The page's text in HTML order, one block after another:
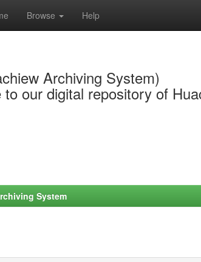
Browse Help
Archiving System)
to our digital repository of
System